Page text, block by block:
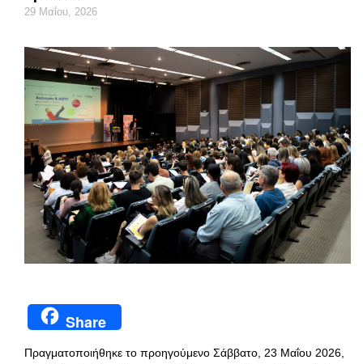
29 Μαΐου, 2026
Share
Πραγματοποιήθηκε το προηγούμενο Σάββατο, 23 Μαΐου 2026,